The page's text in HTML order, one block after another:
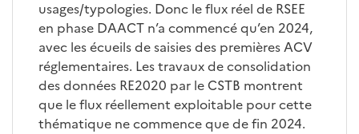
usages/typologies. Donc le flux réel de RSEE
en phase DAACT n’a commencé qu’en 2024,
avec les écueils de saisies des premières ACV
réglementaires. Les travaux de consolidation
des données RE2020 par le CSTB montrent
que le flux réellement exploitable pour cette
thématique ne commence que de fin 2024.